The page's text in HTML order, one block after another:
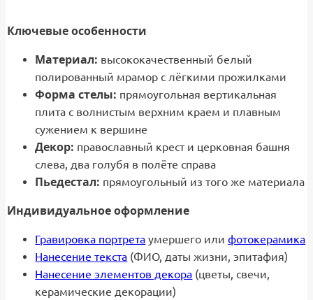
Ключевые особенности
Материал: высококачественный белый
полированный мрамор с лёгкими прожилками
Форма стелы: прямоугольная вертикальная
плита с волнистым верхним краем и плавным
сужением к вершине
Декор: православный крест и церковная башня
слева, два голубя в полёте справа
Пьедестал: прямоугольный из того же материала
Индивидуальное оформление
Гравировка портрета умершего илифотокерамика
Нанесение текста (ФИО, даты жизни, эпитафия)
Нанесение элементов декора (цветы, свечи,
керамические декорации)